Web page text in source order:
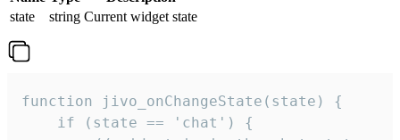
state
string Current widget state
function jivo_onChangeState(state) {
    if (state == 'chat') {